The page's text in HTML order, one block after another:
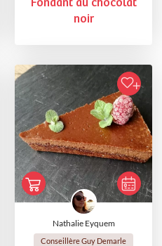
Fondant au chocolat
noir
Nathalie Eyquem
Conseillère Guy Demarle